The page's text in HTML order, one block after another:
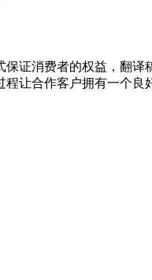
证消费者的权益，翻
让合作客户拥有一个良